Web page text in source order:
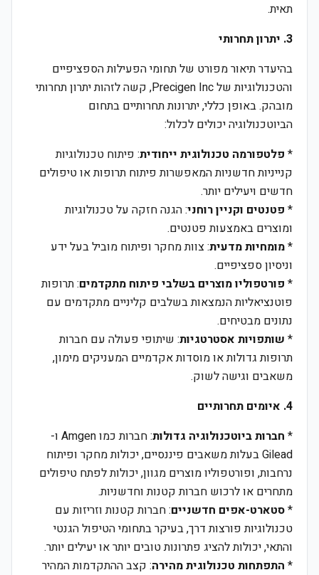
תאית.
3. יתרון תחרותי
בהיעדר תיאור מפורט של תחומי הפעילות הספציפיים
והטכנולוגיות של Precigen Inc, קשה לזהות יתרון תחרותי
מובהק. באופן כללי, יתרונות תחרותיים בתחום
הביוטכנולוגיה יכולים לכלול:
* פלטפורמה טכנולוגית ייחודית: פיתוח טכנולוגיות
קנייניות חדשניות המאפשרות פיתוח תרופות או טיפולים
חדשים ויעילים יותר.
* פטנטים וקניין רוחני: הגנה חזקה על טכנולוגיות
ומוצרים באמצעות פטנטים.
*מומחיות מדעית: צוות מחקר ופיתוח מוביל בעל ידע
וניסיון ספציפיים.
* פורטפוליו מוצרים בשלבי פיתוח מתקדמים: תרופות
פוטנציאליות הנמצאות בשלבים קליניים מתקדמים עם
נתונים מבטיחים.
* שותפויות אסטרטגיות: שיתופי פעולה עם חברות
תרופות גדולות או מוסדות אקדמיים המעניקים מימון,
משאבים וגישה לשוק.
4. איומים תחרותיים
* חברות ביוטכנולוגיה גדולות
: חברות כמו Amgen ו-
Gilead בעלות משאבים פיננסיים, יכולות מחקר ופיתוח
נרחבות, ופורטפוליו מוצרים מגוון, יכולות לפתח טיפולים
מתחרים או לרכוש חברות קטנות וחדשניות.
*סטארט-אפים חדשניים: חברות קטנות וזריזות עם
טכנולוגיות פורצות דרך, בעיקר בתחומי הטיפול הגנטי
והתאי, יכולות להציג פתרונות טובים יותר או יעילים יותר.
* התפתחות טכנולוגית מהירה: קצב ההתקדמות המהיר